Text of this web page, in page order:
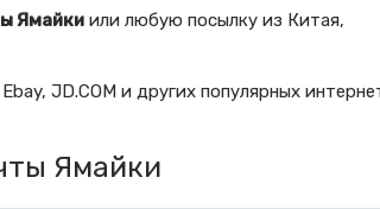
Ямайки или любую посылку из Китая,
Ebay, JD.COM и других популярных
Ямайки